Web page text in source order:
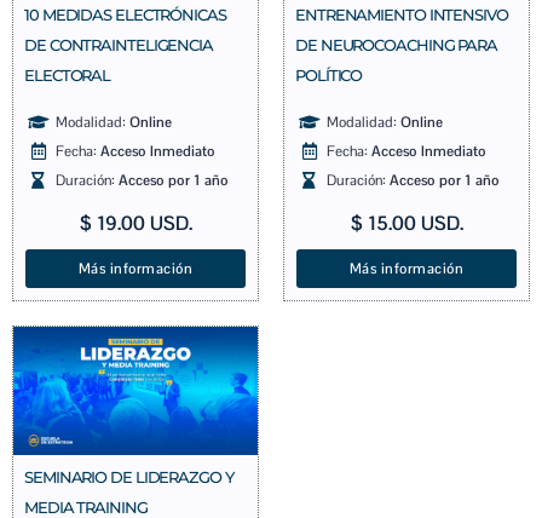
10 MEDIDAS ELECTRÓNICAS
DE CONTRAINTELIGENCIA
ELECTORAL
Modalidad: Online
Fecha: Acceso Inmediato
Duración: Acceso por 1 año
$ 19.00USD.
Más información
ENTRENAMIENTO INTENSIVO
DE NEUROCOACHING PARA
POLÍTICO
Modalidad: Online
Fecha: Acceso Inmediato
Duración: Acceso por 1 año
$ 15.00USD.
Más información
SEMINARIO DE LIDERAZGO Y
MEDIA TRAINING